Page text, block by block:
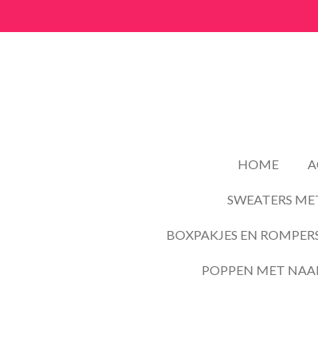
direct
HOME
SWEATERS
BOXPAKJES EN
POPPEN MET